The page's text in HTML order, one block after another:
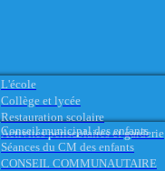
L'école
Collège et lycée
Restauration scolaire
Activités périscolaires et garderie
Conseil municipal des enfants
Séances du CM des enfants
CONSEIL COMMUNAUTAIRE